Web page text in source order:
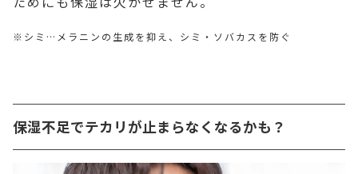
※シミ…メラニンの生成を抑え、シミ・ソバカスを防ぐ
保湿不足でテカリが止まらなくなるかも？